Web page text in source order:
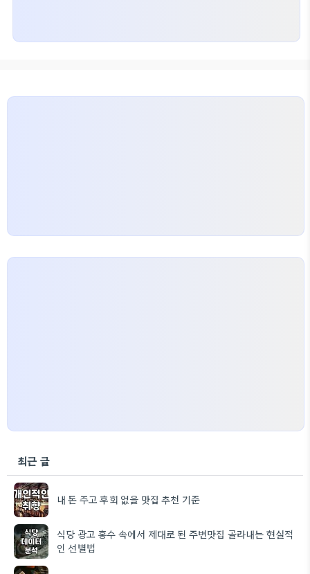
최근 글
내 돈 주고 후회 없을 맛집 추천 기준
식당 광고 홍수 속에서 제대로 된 주변맛집 골라내는 현실적
인 선별법